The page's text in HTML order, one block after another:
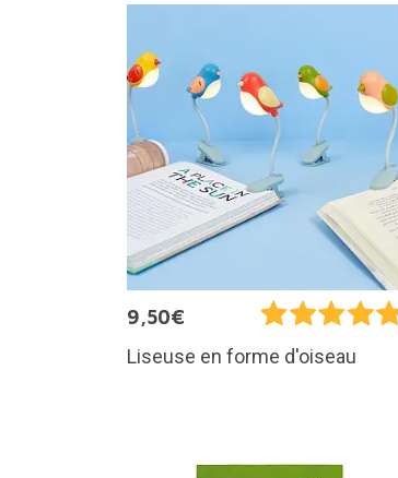
9,50€
Liseuse en forme d'oiseau